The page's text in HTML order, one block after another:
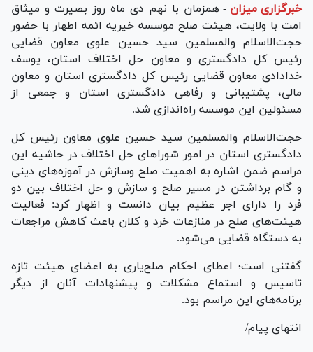
خبرگزاری میزان - همزمان با نهم دی ماه روز بصیرت و میثاق
امت با ولایت، هیئت صلح موسسه خیریه ائمه اطهار با حضور
حجت‌الاسلام والمسلمین سید حسین علوی معاون قضایی
رئیس کل دادگستری و معاون حل اختلاف استان، یوسف
خدادادی معاون قضایی رئیس کل دادگستری استان و معاون
مالی، پشتیبانی و رفاهی دادگستری استان و جمعی از
مسئولین این موسسه راه‌اندازی شد.
حجت‌الاسلام والمسلمین سید حسین علوی معاون رئیس کل
دادگستری استان در امور شورا‌های حل اختلاف در حاشیه این
مراسم ضمن اشاره به اهمیت صلح وسازش در آموزه‌های دینی
و گام برداشتن در مسیر صلح و سازش و حل اختلاف بین دو
فرد را دارای اجر عظیم بیان دانست و اظهار کرد: فعالیت
هیئت‌های صلح در منازعات خرد و کلان باعث کاهش مراجعات
به دستگاه قضایی می‌شود.
گفتنی است؛ اعطای احکام صلح‌یاری به اعضای هیئت تازه
تاسیس و استماع مشکلات و پیشنهادات آنان از دیگر
برنامه‌های این مراسم بود.
انتهای پیام/